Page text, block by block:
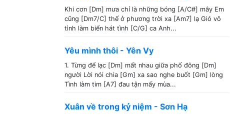
Khi cơn [Dm] mưa chỉ là những bóng [A/C#] mây Em
cũng [Dm7/C] thế ở phương trời xa [Am7] lạ Gió vô
tình làm biển hát tình [C/G] ca Anh...
Yêu mình thôi - Yên Vy
1. Từng để lạc [Dm] mất nhau giữa phố đông [Dm]
người Lời nói chia [Gm] xa sao nghe buốt [Gm] lòng
Tình làm tim [A7] đau tận mấy mùa...
Xuân về trong kỷ niệm - Sơn Hạ